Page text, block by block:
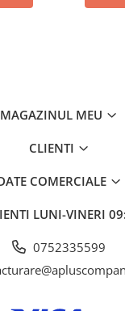
MAGAZINUL MEU
CLIENTI
COMERCIALE
LUNI-VINERI
0752335599